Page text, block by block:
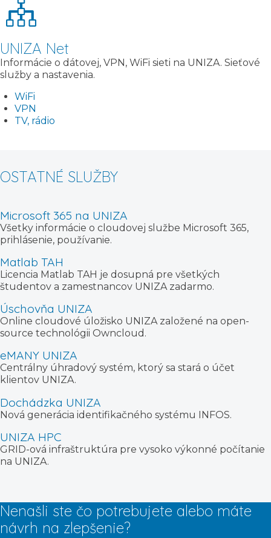
UNIZA Net
Informácie o dátovej, VPN, WiFi sieti na UNIZA. Sieťové
služby a nastavenia.
WiFi
VPN
TV, rádio
OSTATNÉ SLUŽBY
Microsoft 365 na UNIZA
Všetky informácie o cloudovej službe Microsoft 365,
prihlásenie, používanie.
Matlab TAH
Licencia Matlab TAH je dosupná pre všetkých
študentov a zamestnancov UNIZA zadarmo.
Úschovňa UNIZA
Online cloudové úložisko UNIZA založené na open-
source technológii Owncloud.
eMANY UNIZA
Centrálny úhradový systém, ktorý sa stará o účet
klientov UNIZA.
Dochádzka UNIZA
Nová generácia identifikačného systému INFOS.
UNIZA HPC
GRID-ová infraštruktúra pre vysoko výkonné počítanie
na UNIZA.
Nenašli ste čo potrebujete alebo máte
návrh na zlepšenie?